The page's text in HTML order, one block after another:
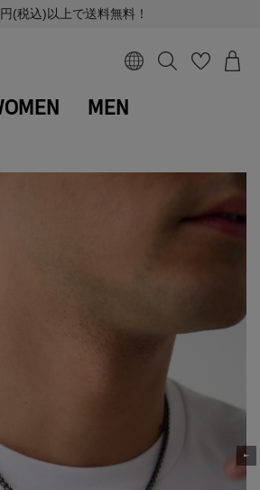
(税込)以上で送料無料！
MEN